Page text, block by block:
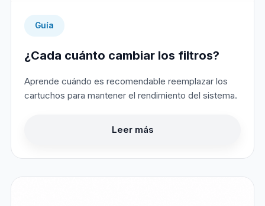
Guía
¿Cada cuánto cambiar los filtros?
Aprende cuándo es recomendable reemplazar los
cartuchos para mantener el rendimiento del sistema.
Leer más